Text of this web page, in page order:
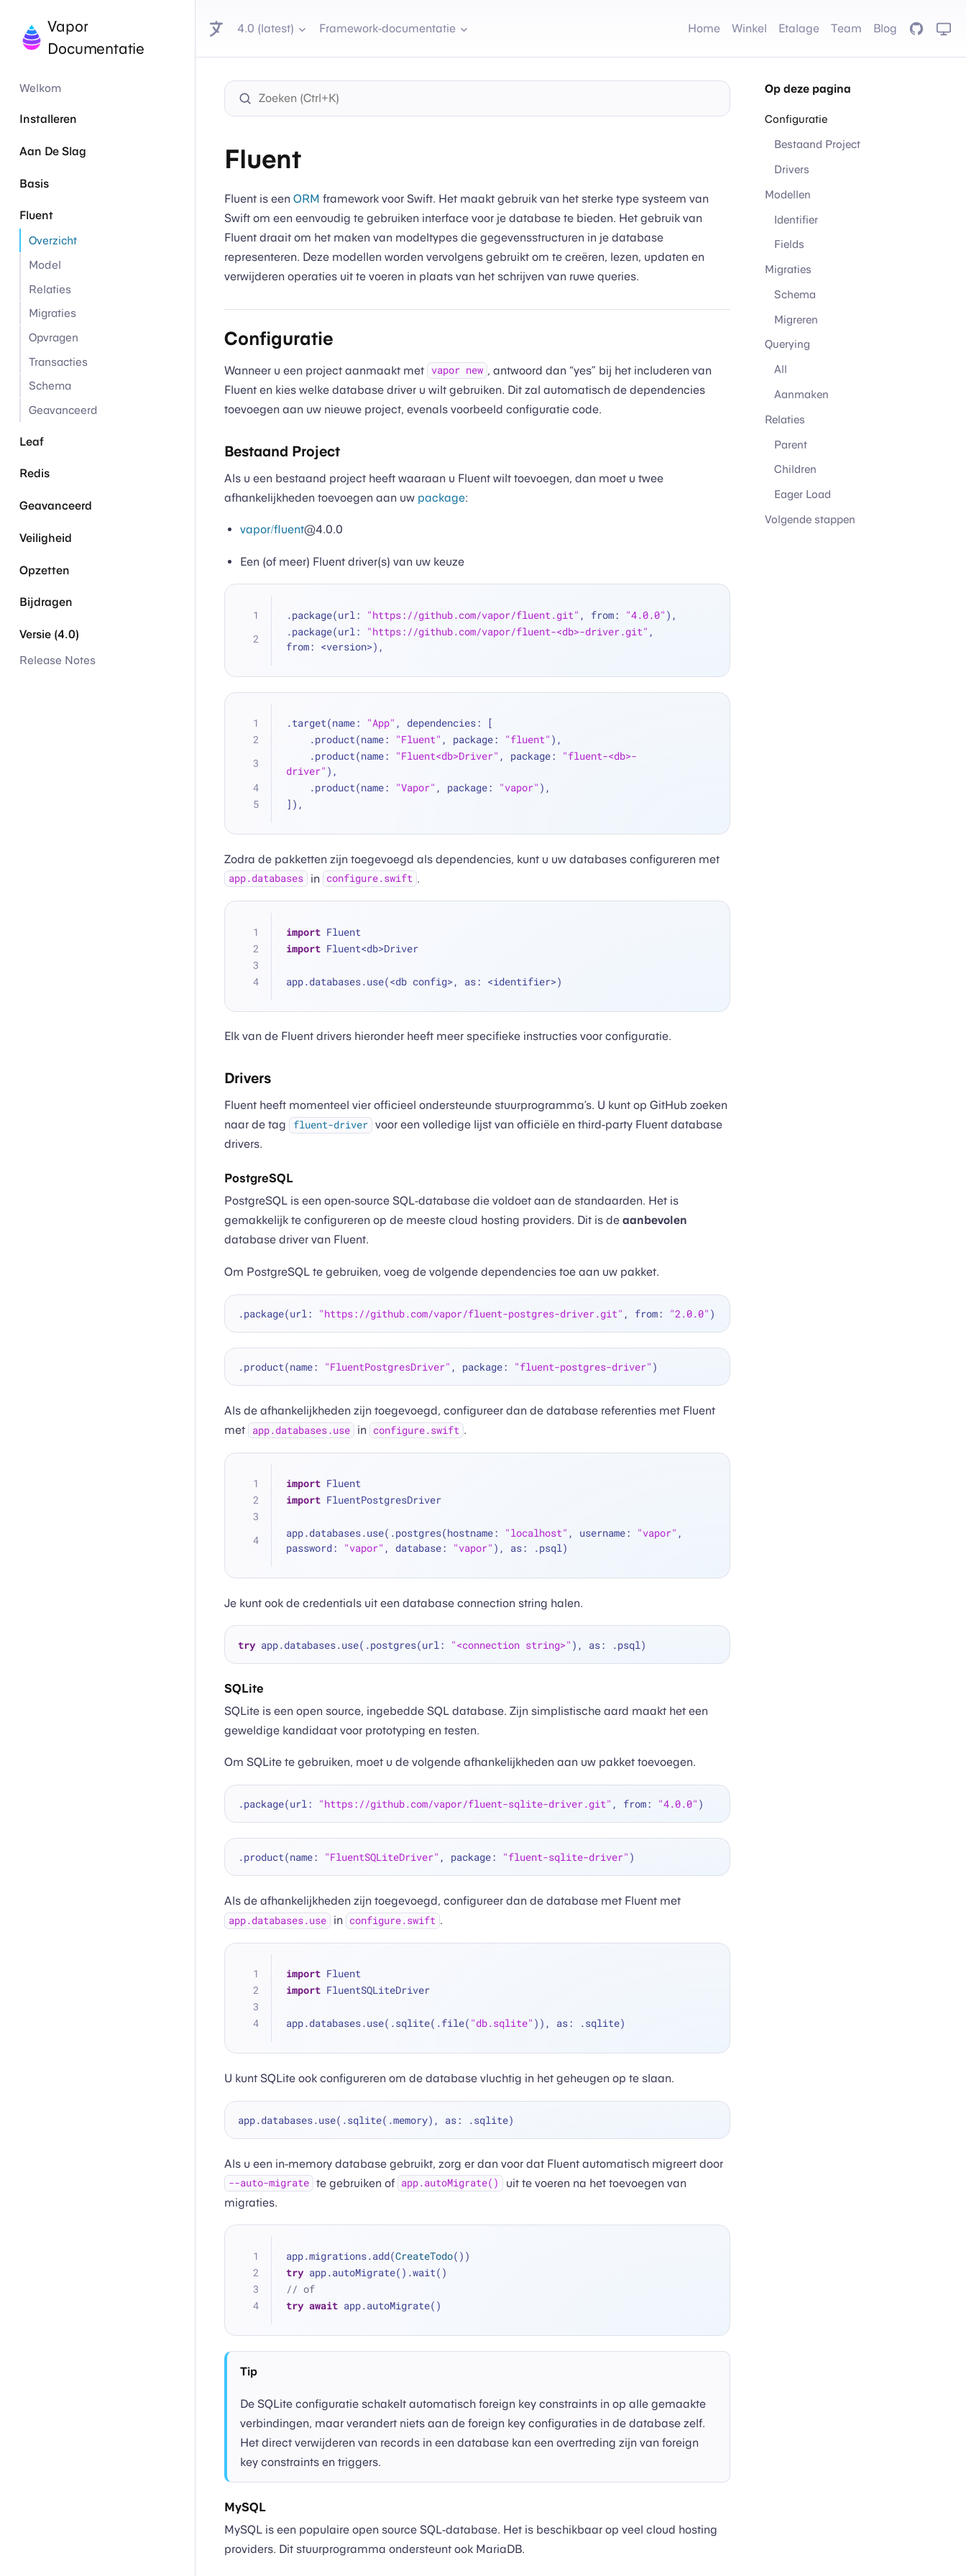
Vapor
Documentatie
Welkom
Installeren
Aan De Slag
Basis
Fluent
Overzicht
Model
Relaties
Migraties
Opvragen
Transacties
Schema
Geavanceerd
Leaf
Redis
Geavanceerd
Veiligheid
Opzetten
Bijdragen
Versie (4.0)
Release Notes
4.0 (latest) Framework-documentatie Home Winkel Etalage Team Blog GitHub
Fluent
Fluent is een ORM framework voor Swift. Het maakt gebruik van het sterke type systeem van
Swift om een eenvoudig te gebruiken interface voor je database te bieden. Het gebruik van
Fluent draait om het maken van modeltypes die gegevensstructuren in je database
representeren. Deze modellen worden vervolgens gebruikt om te creëren, lezen, updaten en
verwijderen operaties uit te voeren in plaats van het schrijven van ruwe queries.
Configuratie
Wanneer u een project aanmaakt met vapor new , antwoord dan “yes” bij het includeren van
Fluent en kies welke database driver u wilt gebruiken. Dit zal automatisch de dependencies
toevoegen aan uw nieuwe project, evenals voorbeeld configuratie code.
Bestaand Project
Als u een bestaand project heeft waaraan u Fluent wilt toevoegen, dan moet u twee
afhankelijkheden toevoegen aan uw package:
vapor/fluent@4.0.0
Een (of meer) Fluent driver(s) van uw keuze
.package(url: "https://github.com/vapor/fluent.git" , from: "4.0.0" ),
.package(url:
"https://github.com/vapor/fluent-<db>-driver.git" ,
from: <version>),
.target(name: "App" , dependencies: [
    .product(name:
"Fluent" , package: "fluent" ),
    .product(name:
"Fluent<db>Driver" , package:
"fluent-<db>-
driver" ),
    .product(name:
"Vapor" , package: "vapor" ),
]),
Zodra de pakketten zijn toegevoegd als dependencies, kunt u uw databases configureren met
app.databases in configure.swift .
import Fluent
import Fluent<db>Driver
app.databases.use(<db config>, as: <identifier>)
Elk van de Fluent drivers hieronder heeft meer specifieke instructies voor configuratie.
Drivers
Fluent heeft momenteel vier officieel ondersteunde stuurprogramma’s. U kunt op GitHub zoeken
naar de tag
fluent-driver voor een volledige lijst van officiële en third-party Fluent database
drivers.
PostgreSQL
PostgreSQL is een open-source SQL-database die voldoet aan de standaarden. Het is
gemakkelijk te configureren op de meeste cloud hosting providers. Dit is de aanbevolen
database driver van Fluent.
Om PostgreSQL te gebruiken, voeg de volgende dependencies toe aan uw pakket.
.package(url: "https://github.com/vapor/fluent-postgres-driver.git" , from: "2.0.0"
.product(name: "FluentPostgresDriver" , package: "fluent-postgres-driver"
Als de afhankelijkheden zijn toegevoegd, configureer dan de database referenties met Fluent
met app.databases.use in configure.swift .
import Fluent
import FluentPostgresDriver
app.databases.use(.postgres(hostname: "localhost" , username: "vapor" ,
password:
"vapor" , database: "vapor" ), as: .psql)
Je kunt ook de credentials uit een database connection string halen.
try app.databases.use(.postgres(url: "<connection string>"
SQLite
SQLite is een open source, ingebedde SQL database. Zijn simplistische aard maakt het een
geweldige kandidaat voor prototyping en testen.
Om SQLite te gebruiken, moet u de volgende afhankelijkheden aan uw pakket toevoegen.
.package(url: "https://github.com/vapor/fluent-sqlite-driver.git" , from: "4.0.0"
.product(name: "FluentSQLiteDriver" , package: "fluent-sqlite-driver"
Als de afhankelijkheden zijn toegevoegd, configureer dan de database met Fluent met
app.databases.use in configure.swift .
import Fluent
import FluentSQLiteDriver
app.databases.use(.sqlite(.file( "db.sqlite" )), as: .sqlite)
U kunt SQLite ook configureren om de database vluchtig in het geheugen op te slaan.
Als u een in-memory database gebruikt, zorg er dan voor dat Fluent automatisch migreert door
--auto-migrate te gebruiken of app.autoMigrate()
uit te voeren na het toevoegen van
migraties.
app.migrations.add(CreateTodo())
try app.autoMigrate().wait()
// of
try await app.autoMigrate()
Tip
De SQLite configuratie schakelt automatisch foreign key constraints in op alle gemaakte
verbindingen, maar verandert niets aan de foreign key configuraties in de database zelf.
Het direct verwijderen van records in een database kan een overtreding zijn van foreign
key constraints en triggers.
MySQL
MySQL is een populaire open source SQL-database. Het is beschikbaar op veel cloud hosting
providers. Dit stuurprogramma ondersteunt ook MariaDB.
Op deze pagina
Configuratie
Bestaand Project
Drivers
Modellen
Identifier
Fields
Migraties
Schema
Migreren
Querying
All
Aanmaken
Relaties
Parent
Children
Eager Load
Volgende stappen